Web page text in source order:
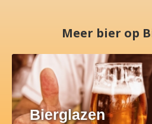
Meer bier op
Bierglazen